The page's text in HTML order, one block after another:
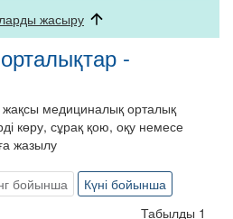
жасыру
-
медициналық орталық
көру, сұрақ қою, оқу немесе
жазылу
бойынша
Күні бойынша
Табылды 1